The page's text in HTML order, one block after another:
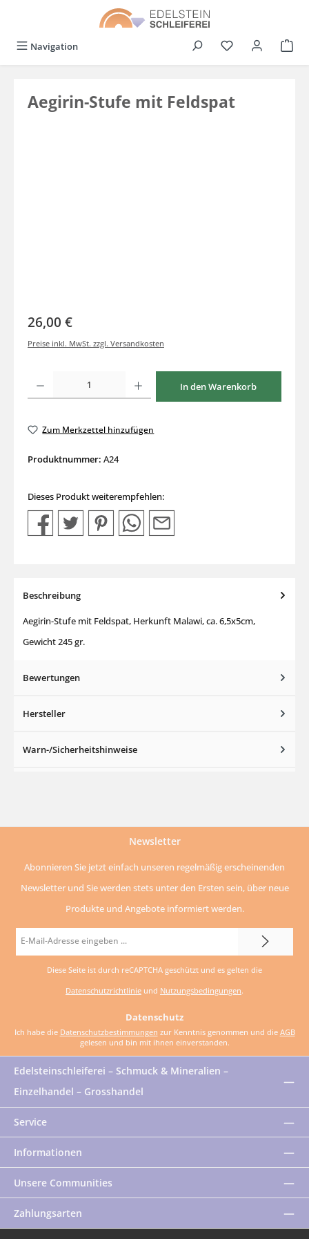
Navigation Du hast 0
Aegirin-Stufe mit Feldspat
26,00 €
Preise inkl. MwSt. zzgl. Versandkosten
Produkt Anzahl: Gib den gewünschten Wert ein oder benutze die Schaltflächen um
In den Warenkorb
Zum Merkzettel hinzufügen
Produktnummer: A24
Dieses Produkt weiterempfehlen:
Beschreibung
Aegirin-Stufe mit Feldspat, Herkunft Malawi, ca. 6,5x5cm,
Gewicht 245 gr.
Bewertungen
Hersteller
Warn-/Sicherheitshinweise
Newsletter
Abonnieren Sie jetzt einfach unseren regelmäßig erscheinenden
Newsletter und Sie werden stets unter den Ersten sein, über neue
Produkte und Angebote informiert werden.
E-
Mail-
Diese Seite ist durch reCAPTCHA geschützt und es gelten die
Datenschutzrichtlinie und Nutzungsbedingungen.
Datenschutz
Ich habe die Datenschutzbestimmungen zur Kenntnis genommen und die AGB
gelesen und bin mit ihnen einverstanden.
Edelsteinschleiferei – Schmuck & Mineralien –
Einzelhandel – Grosshandel
Service
Informationen
Unsere Communities
Zahlungsarten